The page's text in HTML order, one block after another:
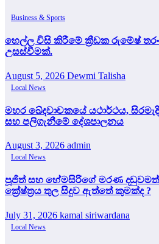
Business & Sports
හෙල්ල විසි කිරීමේ ක්‍රීඩක රුමේෂ්
උසස්වීමක්.
August 5, 2026 Dewmi Talisha
Local News
මහර ඛේදවාචකයේ යථාර්ථය,
සහ පලිගැනීමේ දේශපාලනය
August 3, 2026 admin
Local News
පූජිත් සහ හේමසිරිගේ මරණ
ක්‍රේෂ්ත්‍රය තුල සිදුව ඇත්තේ කුමක්ද ?
July 31, 2026 kamal siriwardana
Local News